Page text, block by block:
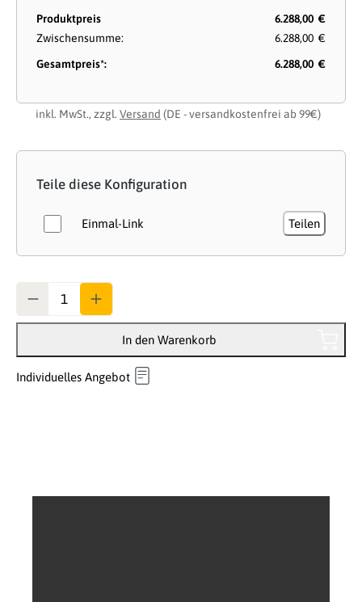
Produktpreis
6.288,00 €
Zwischensumme:
6.288,00 €
Gesamtpreis*:
6.288,00 €
inkl. MwSt., zzgl. Versand (DE - versandkostenfrei ab 99€)
Teile diese Konfiguration
Einmal-Link Teilen
In den Warenkorb
Individuelles Angebot